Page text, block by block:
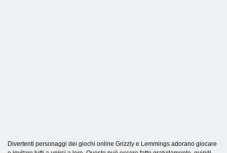
Divertenti personaggi dei giochi online Grizzly e Lemmings adorano giocare